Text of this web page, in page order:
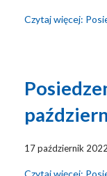
Czytaj więcej:
17 październik 2022
Czytaj więcej: